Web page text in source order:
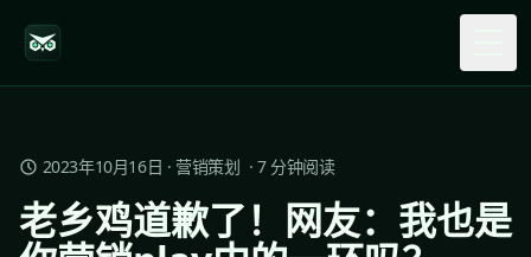
2023年10月16日 · 营销策划 · 7分钟阅读
老乡鸡道歉了！网友：我也是